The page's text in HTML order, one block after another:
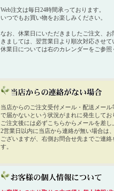
Web注文は毎日24時間承っております。
いつでもお買い物をお楽しみください。
なお、休業日にいただきましたご注文、お
きましては、翌営業日より順次対応させて
休業日については右のカレンダーをご参照
当店からのご注文受付メール・配送メール
で届かないという状況がまれに発生してお
ご注文後には必ずこちらからメールを差し
2営業日以内に当店から連絡が無い場合は
ございますが、右側お問合せ先までご連絡
す。